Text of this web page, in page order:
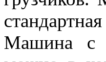
Машина с